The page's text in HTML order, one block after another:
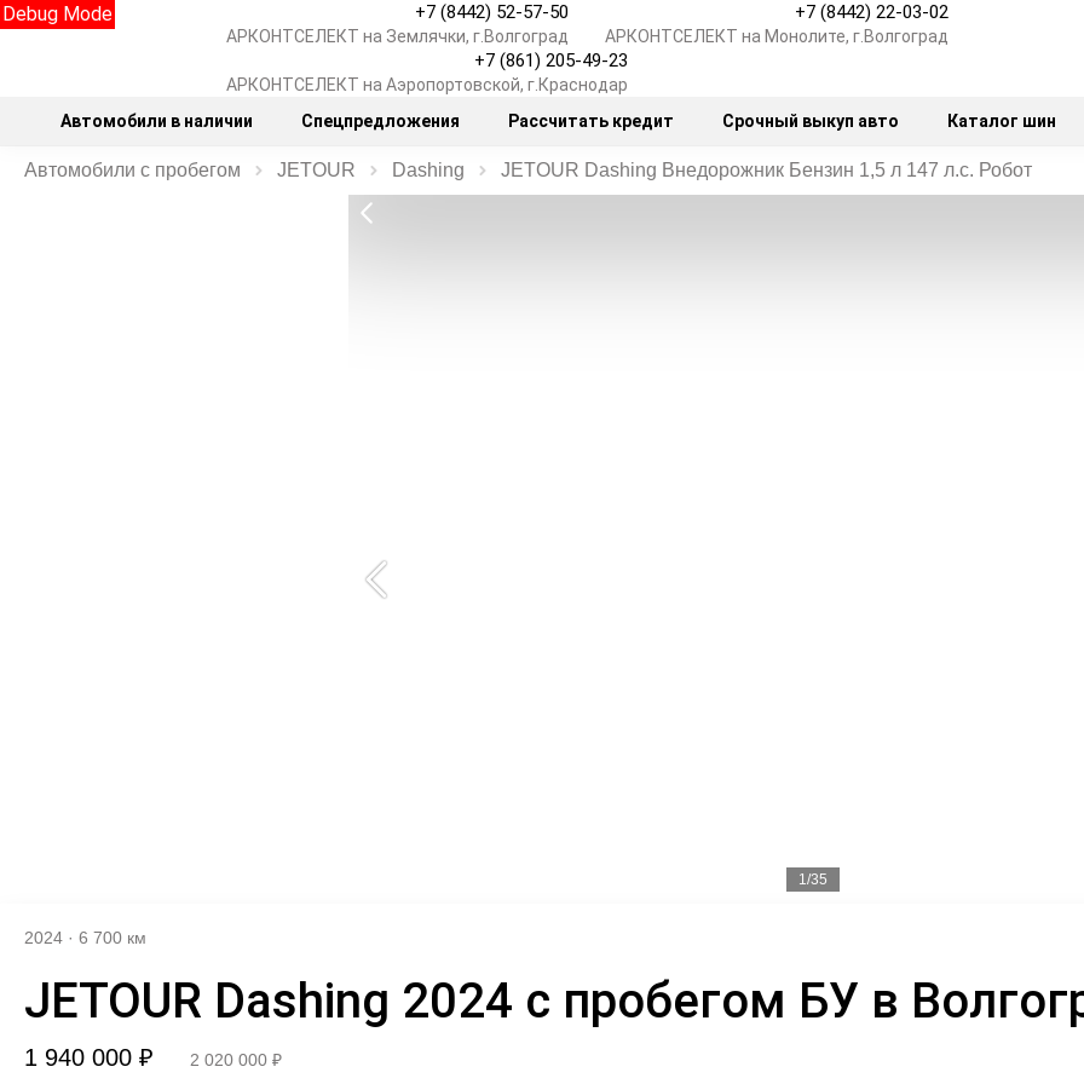
Debug Mode +7 (8442) 52-57-50
АРКОНТСЕЛЕКТ на Землячки, г.Волгоград
+7 (8442) 22-03-02
АРКОНТСЕЛЕКТ на Монолите, г.Волгоград
+7 (861) 205-49-23
АРКОНТСЕЛЕКТ на Аэропортовской, г.Краснодар
Автомобили в наличии
Спецпредложения Рассчитать кредит Срочный выкуп авто Каталог шин
Автомобили с пробегом JETOUR Dashing JETOUR Dashing Внедорожник Бензин 1,5 л 147 л.с. Робот
1/35
2024 · 6 700 км
JETOUR Dashing 2024 с пробегом БУ в
1 940 000 ₽ 2 020 000 ₽